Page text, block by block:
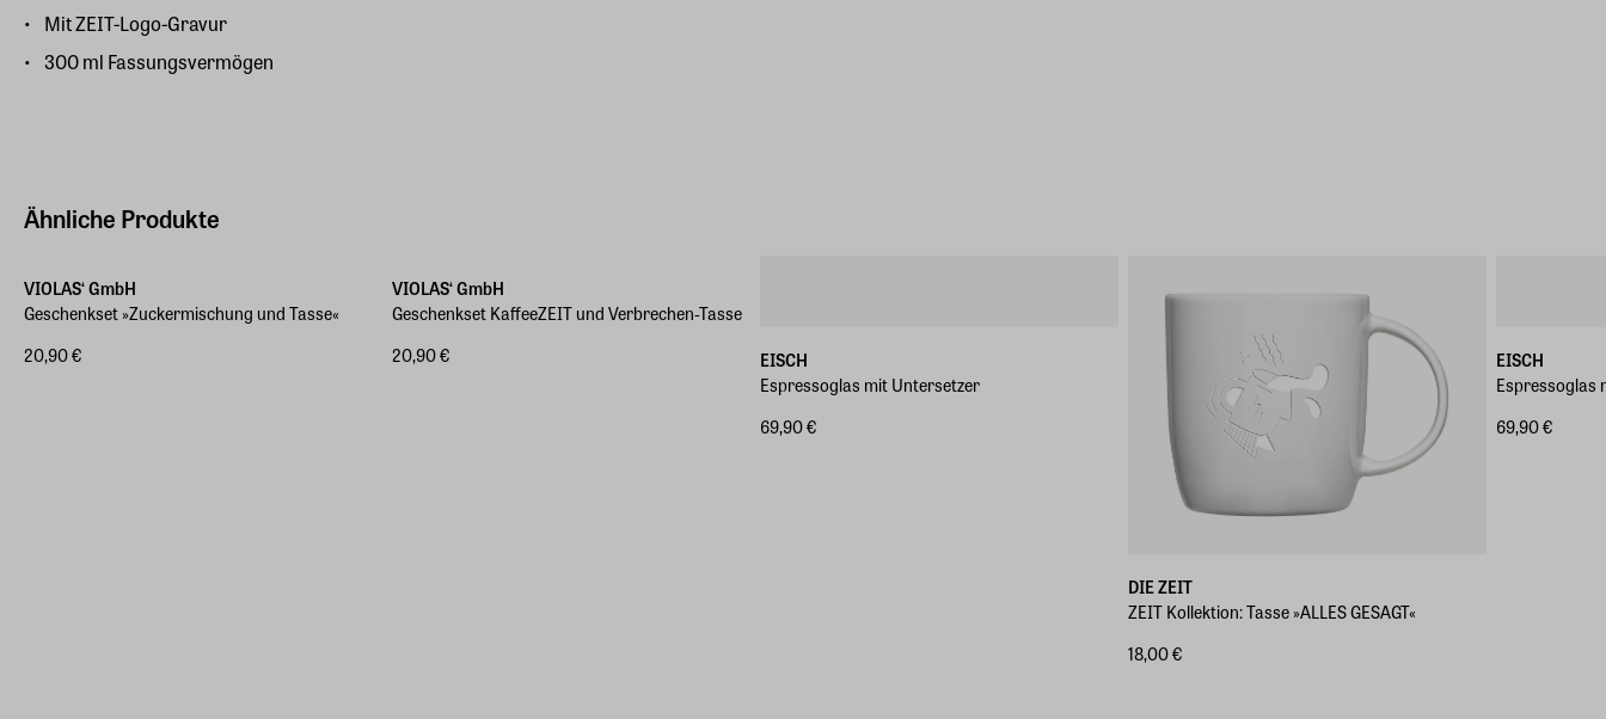
Mit ZEIT-Logo-Gravur
300 ml Fassungsvermögen
Ähnliche Produkte
VIOLAS‘ GmbH
Geschenkset »Zuckermischung und Tasse«
20,90 €
VIOLAS‘ GmbH
Geschenkset KaffeeZEIT und Verbrechen-Tasse
20,90 €
EISCH
Espressoglas mit Untersetzer
69,90 €
DIE ZEIT
ZEIT Kollektion: Tasse »ALLES GESAGT«
18,00 €
EISCH
Espressoglas
69,90 €